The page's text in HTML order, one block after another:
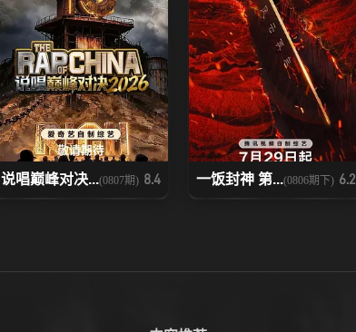
说唱巅峰对决...(0807期) 8.4 一饭封神 第...(0806期下) 6.2